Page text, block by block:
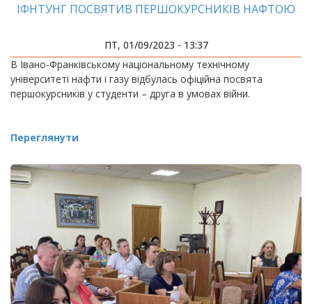
ІФНТУНГ ПОСВЯТИВ ПЕРШОКУРСНИКІВ НАФТОЮ
ПТ, 01/09/2023 - 13:37
В Івано-Франківському національному технічному
університеті нафти і газу відбулась офіційна посвята
першокурсників у студенти – друга в умовах війни.
Переглянути